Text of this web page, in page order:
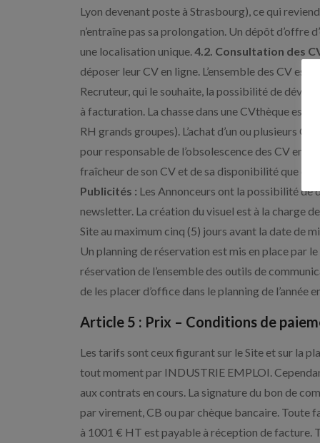
Lyon devenant poste à Strasbourg), ce qui
n’entraîne pas sa prolongation. Un dépôt d’offre
une localisation unique.4.2. Consultation des
déposer leur CV en ligne. L’ensemble des CV
Recruteur, qui le souhaite, la possibilité de
à facturation. La chasse dans une CVthèque est
RH grands groupes). L’achat d’un ou plusieurs
pour responsable de l’obsolescence des CV
fraîcheur de son CV et de sa disponibilité que ce
Publicités : Les Annonceurs ont la possibilité de
newsletter. La création du visuel est à la charge
Site au maximum cinq (5) jours avant la date de
Un planning de réservation est mis en place par
réservation de l’ensemble des outils de
de les placer d’office dans le planning de
Article 5 : Prix – Conditions de
Les tarifs sont ceux figurant sur le Site et sur la
tout moment par INDUSTRIE EMPLOI.
aux contrats en cours. La signature du bon de
par virement, CB ou par chèque bancaire. Toute
à 1001 € HT est payable à réception de facture.